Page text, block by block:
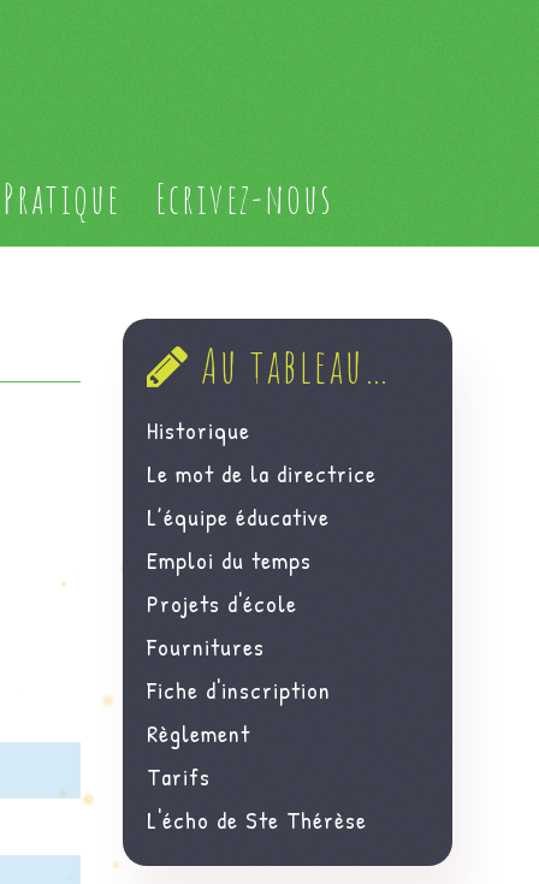
Pratique Ecrivez-nous
Au tableau…
Historique
Le mot de la directrice
L’équipe éducative
Emploi du temps
Projets d'école
Fournitures
Fiche d'inscription
Règlement
Tarifs
L'écho de Ste Thérèse